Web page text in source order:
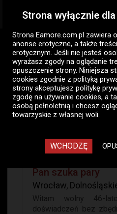
Eamore.com.pl
Wrocław
Pan szuka pary -
towarzyskie
17
Pan szuka pary
Wrocław,
Witam wolny 46-
doświadczeń bez
Strona wyłącznie
Strona Eamore.com.pl zawiera
anonse erotyczne, a także
erotycznym. Jeśli nie jesteś
wyrażasz zgody na oglądanie
opuszczenie strony. Niniejsza
cookies zgodnie z polityką
strony akceptujesz politykę
zgodę na używanie cookies, a
osobą pełnoletnią i chcesz
towarzyskie z własnej woli.
WCHODZĘ